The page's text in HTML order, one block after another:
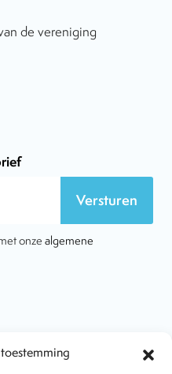
de vereniging
Versturen
onze algemene